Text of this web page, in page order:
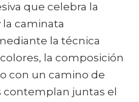
que celebra la
caminata
la técnica
la composición
con un camino de
juntas el